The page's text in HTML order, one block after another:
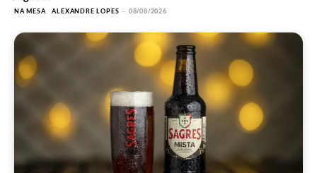
NA MESA ALEXANDRE LOPES - 08/08/2026